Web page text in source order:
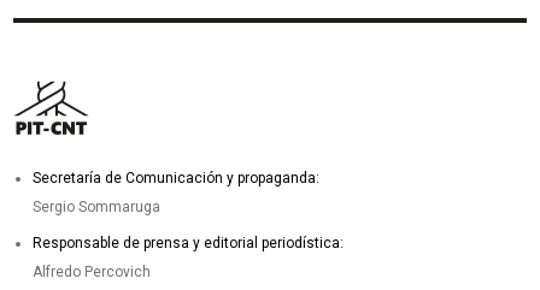
Secretaría de Comunicación y propaganda:
Sergio Sommaruga
Responsable de prensa y editorial periodística:
Alfredo Percovich